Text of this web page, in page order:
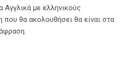
Αγγλικά με ελληνικούς
που θα ακολουθήσει θα είναι στα